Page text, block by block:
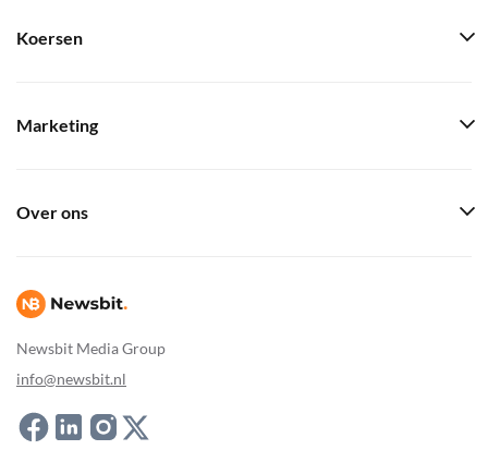
Newsbit Media Group
info@newsbit.nl
Koersen
Marketing
Over ons